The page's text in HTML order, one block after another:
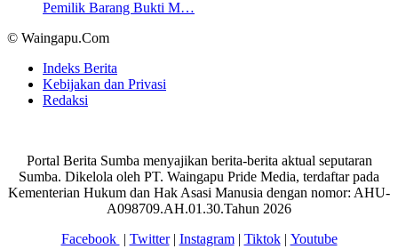
Pemilik Barang Bukti M…
© Waingapu.Com
Indeks Berita
Kebijakan dan Privasi
Redaksi
Portal Berita Sumba menyajikan berita-berita aktual seputaran
Sumba. Dikelola oleh PT. Waingapu Pride Media, terdaftar pada
Kementerian Hukum dan Hak Asasi Manusia dengan nomor: AHU-
A098709.AH.01.30.Tahun 2026
Facebook | Twitter| Instagram| Tiktok| Youtube